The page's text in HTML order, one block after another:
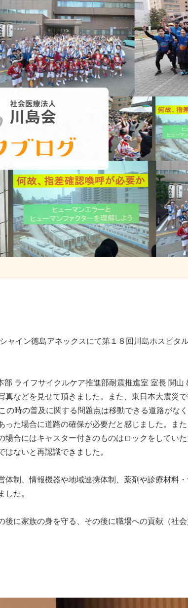
ャイン徳島アネックスにて第１８回川島ホスピタ
部 ライフサイクルケア推進部耐震推進室 室長 関
真などを見せて頂きました。また、東日本大震災
の時の普及に関する問題点は移動できる道路がな
った場合に道路の確保が必要だと感じました。ま
場合にはキャスター付きのものはロックをしてい
ないと再認識できました。
体制、情報機器や地域連携体制、薬剤や診療材料
した。
後に家族の身を守る、その後に職場への貢献（社